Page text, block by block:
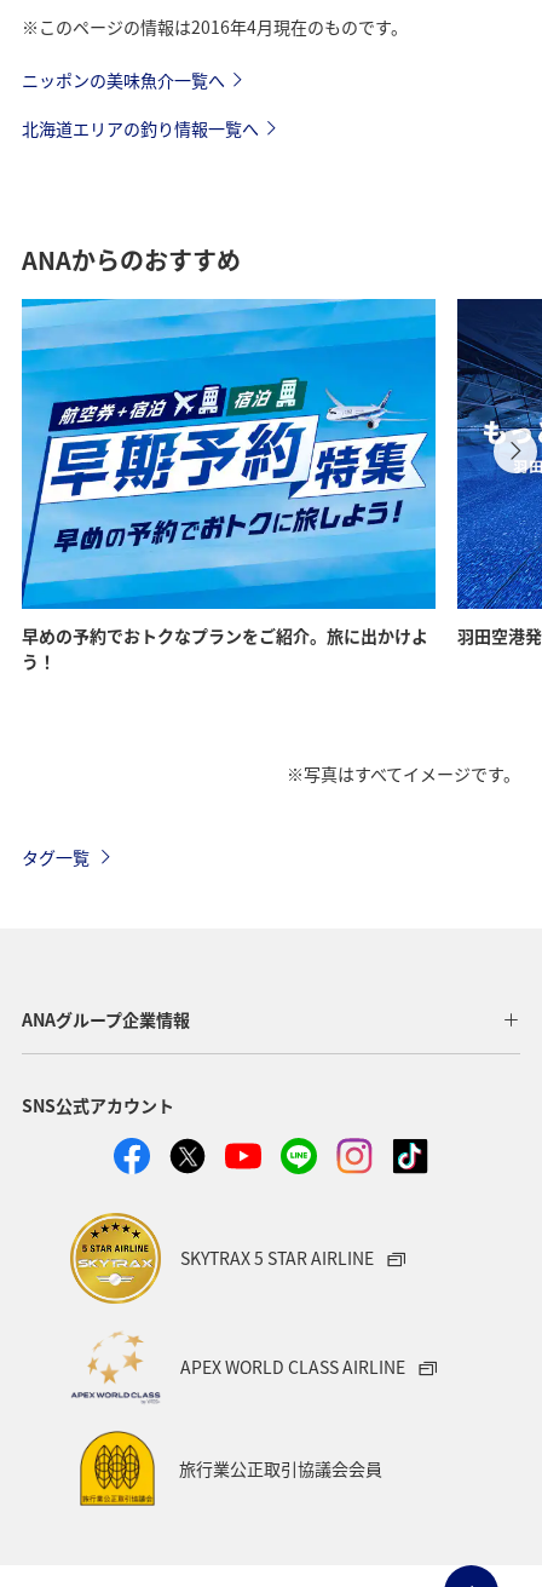
※このページの情報は2016年4月現在のものです。
ニッポンの美味魚介一覧へ
北海道エリアの釣り情報一覧へ
ANAからのおすすめ
早めの予約でおトクなプランをご紹介。旅に出かけよ
う！
羽田空港
※写真はすべてイメージです。
タグ一覧
ANAグループ企業情報
SNS公式アカウント
SKYTRAX 5 STAR AIRLINE
APEX WORLD CLASS AIRLINE
旅行業公正取引協議会会員